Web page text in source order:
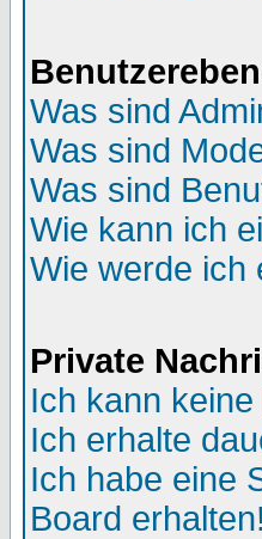
Was sind
Was sind
Was sind
Wie kann ich
Wie werde ich
Private
Ich kann
Ich erhalte
Ich habe eine
Board erhalten!